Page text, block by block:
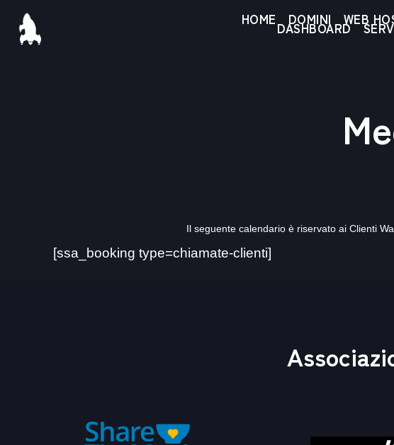
Salta
HOME DOMINI WEB
DASHBOARD
Il seguente calendario è riservato ai Clienti
[ssa_booking type=chiamate-clienti]